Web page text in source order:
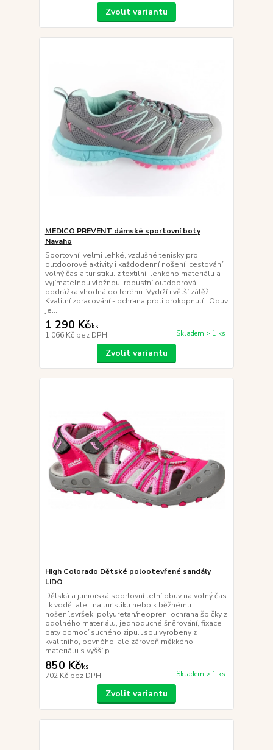
Zvolit variantu
MEDICO PREVENT dámské sportovní boty
Navaho
Sportovní, velmi lehké, vzdušné tenisky pro
outdoorové aktivity i každodenní nošení, cestování,
volný čas a turistiku. z textilní lehkého materiálu a
vyjímatelnou vložnou, robustní outdoorová
podrážka vhodná do terénu. Vydrží i větší zátěž.
Kvalitní zpracování - ochrana proti prokopnutí. Obuv
je...
1 290 Kč/ks
1 066 Kč bez DPH Skladem > 1 ks
Zvolit variantu
High Colorado Dětské polootevřené sandály
LIDO
Dětská a juniorská sportovní letní obuv na volný čas
, k vodě, ale i na turistiku nebo k běžnému
nošení.svršek: polyuretan/neopren, ochrana špičky z
odolného materiálu, jednoduché šněrování, fixace
paty pomocí suchého zipu. Jsou vyrobeny z
kvalitního, pevného, ale zároveň měkkého
materiálu s vyšší p...
850 Kč/ks
702 Kč bez DPH Skladem > 1 ks
Zvolit variantu